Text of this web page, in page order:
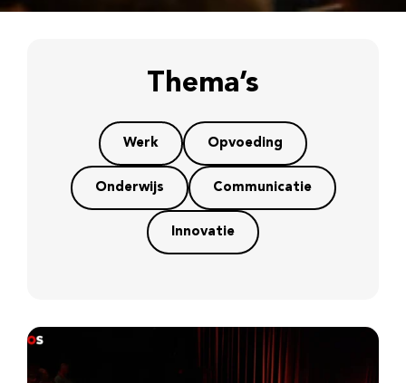
Thema’s
Werk Opvoeding
Onderwijs Communicatie
Innovatie